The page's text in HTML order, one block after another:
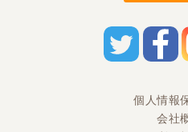
話連絡。こちらでも出
うが安く、さらに値引
ました。至れり尽くせ
てますが、うちやった
は欲しいなと言うてま
ないみたいで、状態に
個人情報
会社